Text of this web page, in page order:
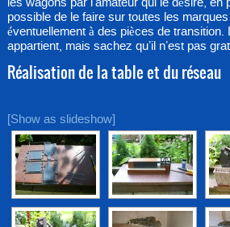
possible de le faire sur toutes les
éventuellement à des pièces de transition.
appartient, mais sachez qu’il n’est pas
Réalisation de la table et du réseau
[Show as slideshow]